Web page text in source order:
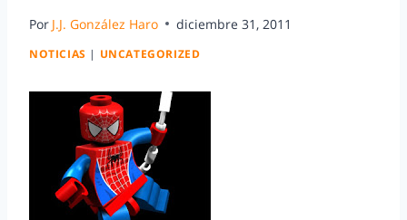
Por J.J. González Haro diciembre 31, 2011
NOTICIAS | UNCATEGORIZED